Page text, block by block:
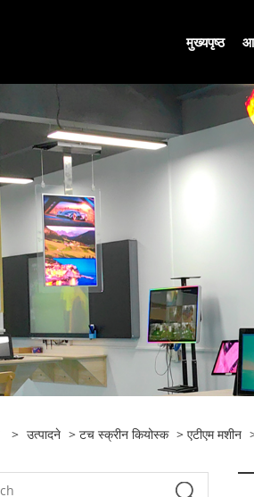
मुख्यपृष्ठ
> उत्पादने > टच स्क्रीन कियोस्क > एटीएम मशीन